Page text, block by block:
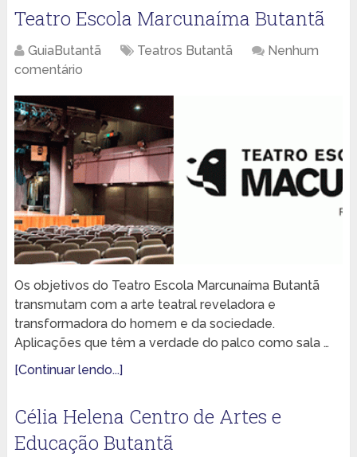
Teatro Escola Marcunaíma Butantã
GuiaButantã Teatros Butantã
Nenhum
comentário
Os objetivos do Teatro Escola Marcunaíma Butantã
transmutam com a arte teatral reveladora e
transformadora do homem e da sociedade.
Aplicações que têm a verdade do palco como sala …
[Continuar lendo...]
Célia Helena Centro de Artes e
Educação Butantã